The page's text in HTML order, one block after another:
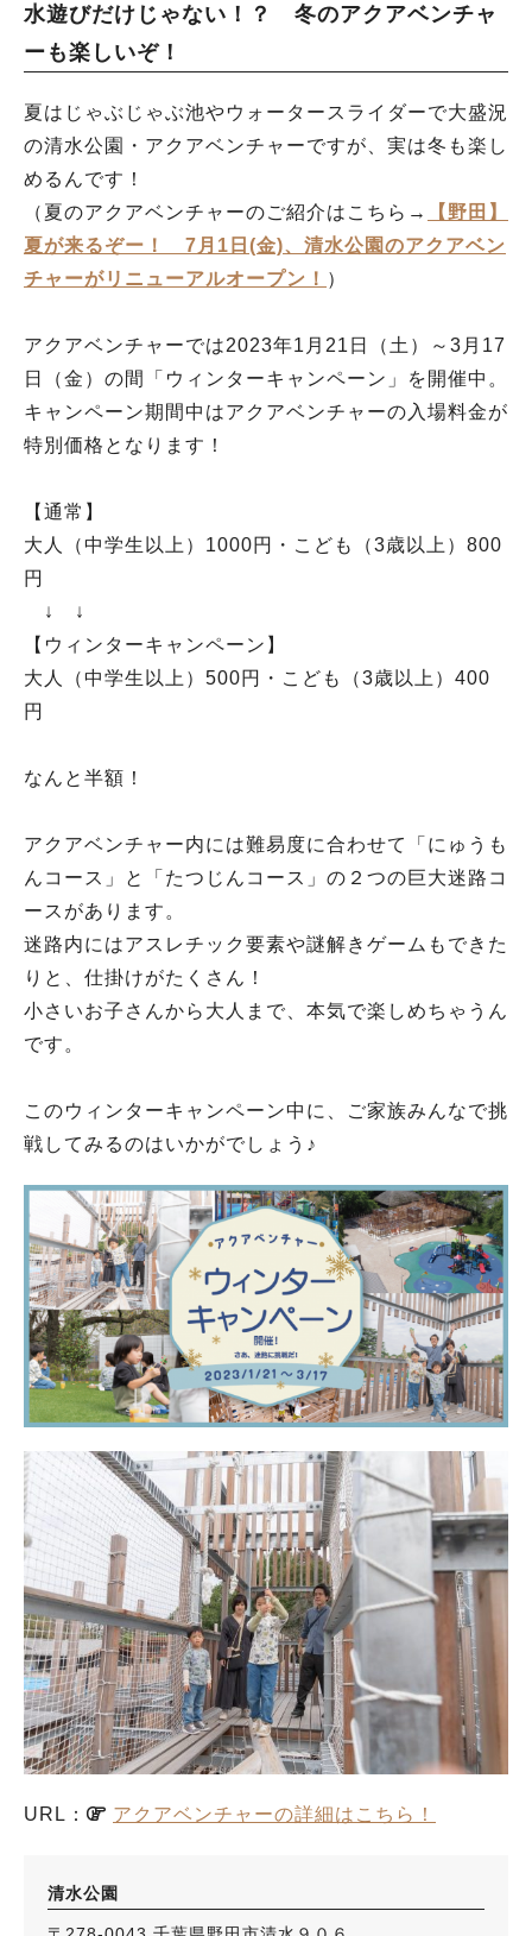
水遊びだけじゃない！？ 冬のアクアベンチャ
ーも楽しいぞ！
夏はじゃぶじゃぶ池やウォータースライダーで大盛況
の清水公園・アクアベンチャーですが、実は冬も楽し
めるんです！
（夏のアクアベンチャーのご紹介はこちら→
【野田】
夏が来るぞー！ 7月1日(金)、清水公園のアクアベン
チャーがリニューアルオープン！ ）
アクアベンチャーでは2023年1月21日（土）～3月17
日（金）の間「ウィンターキャンペーン」を開催中。
キャンペーン期間中はアクアベンチャーの入場料金が
特別価格となります！
【通常】
大人（中学生以上）1000円・こども（3歳以上）800
円
↓ ↓
【ウィンターキャンペーン】
大人（中学生以上）500円・こども（3歳以上）400
円
なんと半額！
アクアベンチャー内には難易度に合わせて「にゅうも
んコース」と「たつじんコース」の２つの巨大迷路コ
ースがあります。
迷路内にはアスレチック要素や謎解きゲームもできた
りと、仕掛けがたくさん！
小さいお子さんから大人まで、本気で楽しめちゃうん
です。
このウィンターキャンペーン中に、ご家族みんなで挑
戦してみるのはいかがでしょう♪
URL： アクアベンチャーの詳細はこちら！
清水公園